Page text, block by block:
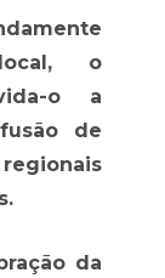
o
o a
de
da